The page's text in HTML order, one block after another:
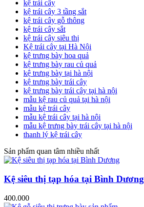
kệ trái cây
kệ trái cây 3 tầng sắt
kệ trái cây gỗ thông
kệ trái cây sắt
kệ trái cây siêu thị
Kệ trái cây tại Hà Nội
kệ trưng bày hoa quả
kệ trưng bày rau củ quả
kệ trưng bày tại hà nội
kệ trưng bày trái cây
kệ trưng bày trái cây tại hà nội
mẫu kệ rau củ quả tại hà nội
mẫu kệ trái cây
mẫu kệ trái cây tại hà nội
mẫu kệ trưng bày trái cây tại hà nội
thanh lý kệ trái cây
Sản phẩm quan tâm nhiều nhất
Kệ siêu thị tạp hóa tại Bình Dương
400.000